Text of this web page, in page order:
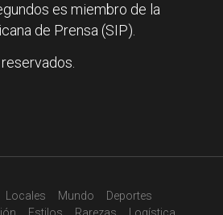
es miembro de la
de Prensa (SIP).
Locales Mundo
Deportes